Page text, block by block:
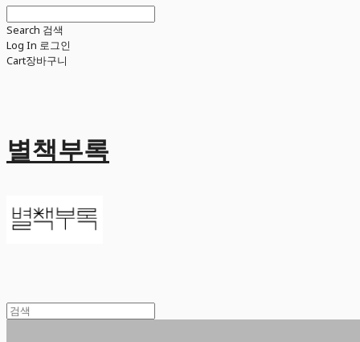
Search 검색
Log In 로그인
Cart장바구니
별책부록